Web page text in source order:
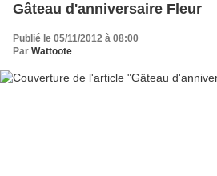
Gâteau d'anniversaire Fleur
Publié le 05/11/2012 à 08:00
Par Wattoote